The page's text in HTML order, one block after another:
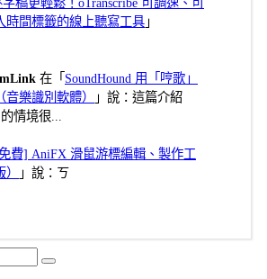
時間標籤的線上聽寫工具 」
在「 SoundHound 用「哼歌」
樂識別軟體）
」說：這篇介紹
情境很...
費] AniFX 滑鼠游標編輯、製作工
」說：ㄎ
Search